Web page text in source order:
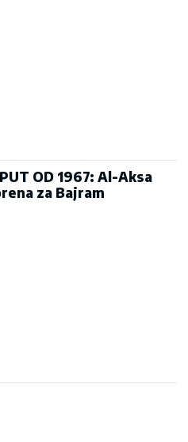
OD 1967: Al-Aksa
za Bajram